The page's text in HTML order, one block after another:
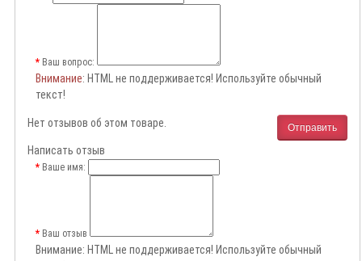
Ваш вопрос:
Внимание: HTML не поддерживается! Используйте обычный
текст!
Отправить
Нет отзывов об этом товаре.
Написать отзыв
Ваше имя:
Ваш отзыв
Внимание: HTML не поддерживается! Используйте обычный